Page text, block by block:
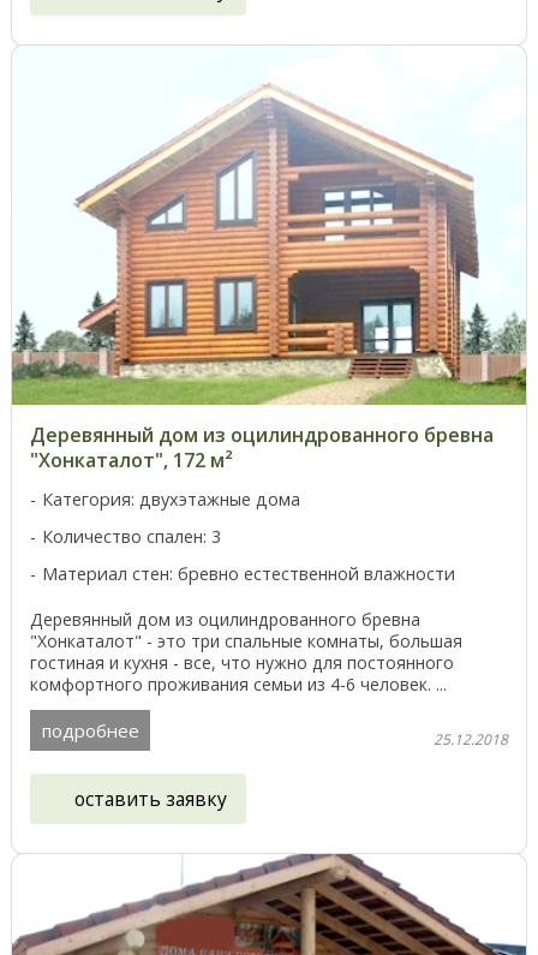
Деревянный дом из оцилиндрованного бревна
"Хонкаталот", 172 м²
Категория: двухэтажные дома
Количество спален: 3
Материал стен: бревно естественной влажности
Деревянный дом из оцилиндрованного бревна
"Хонкаталот" - это три спальные комнаты, большая
гостиная и кухня - все, что нужно для постоянного
комфортного проживания семьи из 4-6 человек. ...
подробнее 25.12.2018
оставить заявку